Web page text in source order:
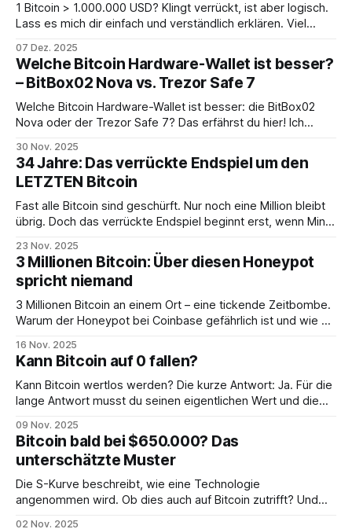
1 Bitcoin > 1.000.000 USD? Klingt verrückt, ist aber logisch.
Lass es mich dir einfach und verständlich erklären. Viel
07 Dez. 2025
Welche Bitcoin Hardware-Wallet ist besser?
– BitBox02 Nova vs. Trezor Safe 7
Welche Bitcoin Hardware-Wallet ist besser: die BitBox02
Nova oder der Trezor Safe 7? Das erfährst du hier! Ich
Meinung.
30 Nov. 2025
34 Jahre: Das verrückte Endspiel um den
LETZTEN Bitcoin
Fast alle Bitcoin sind geschürft. Nur noch eine Million bleibt
übrig. Doch das verrückte Endspiel beginnt erst, wenn Miner
23 Nov. 2025
3 Millionen Bitcoin: Über diesen Honeypot
spricht niemand
3 Millionen Bitcoin an einem Ort – eine tickende Zeitbombe.
Warum der Honeypot bei Coinbase gefährlich ist und wie du
16 Nov. 2025
Kann Bitcoin auf 0 fallen?
Kann Bitcoin wertlos werden? Die kurze Antwort: Ja. Für die
lange Antwort musst du seinen eigentlichen Wert und die
09 Nov. 2025
Bitcoin bald bei $650.000? Das
unterschätzte Muster
Die S-Kurve beschreibt, wie eine Technologie
angenommen wird. Ob dies auch auf Bitcoin zutrifft? Und
02 Nov. 2025